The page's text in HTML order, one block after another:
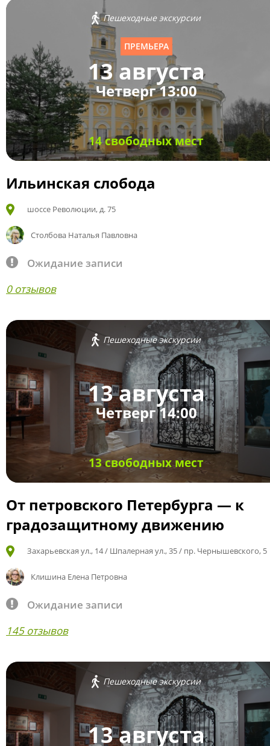
Пешеходные экскурсии
ПРЕМЬЕРА
13 августа
Четверг 13:00
14 свободных мест
Ильинская слобода
шоссе Революции, д. 75
Столбова Наталья Павловна
Ожидание записи
0 отзывов
Пешеходные экскурсии
13 августа
Четверг 14:00
13 свободных мест
От петровского Петербурга — к
градозащитному движению
Захарьевская ул., 14 / Шпалерная ул., 35 / пр. Чернышевского, 5
Клишина Елена Петровна
Ожидание записи
145 отзывов
Пешеходные экскурсии
13 августа